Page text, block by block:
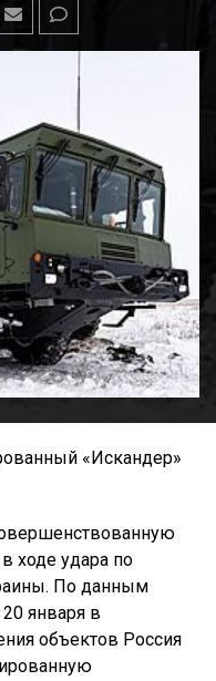
«Искандер»
ходе удара по
По данным
января в
объектов Россия